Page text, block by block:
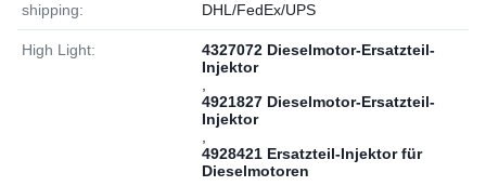
shipping: DHL/FedEx/UPS
High Light:
4327072 Dieselmotor-Ersatzteil-
Injektor
4921827 Dieselmotor-Ersatzteil-
Injektor
4928421 Ersatzteil-Injektor für
Dieselmotoren